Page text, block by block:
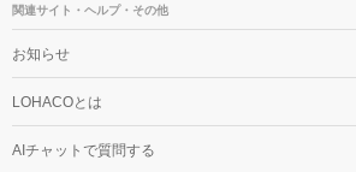
関連サイト・ヘルプ・その他
お知らせ
LOHACOとは
AIチャットで質問する